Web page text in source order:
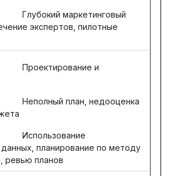
Глубокий маркетинговый
экспертов, пилотные
Проектирование и
Неполный план, недооценка
Использование
планирование по методу
ревью планов